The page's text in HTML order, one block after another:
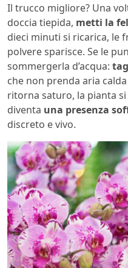
Il trucco migliore? Una
doccia tiepida, metti la
dieci minuti si ricarica, le
polvere sparisce. Se le
sommergerla d’acqua:
che non prenda aria
ritorna saturo, la pianta
diventa una presenza
discreto e vivo.